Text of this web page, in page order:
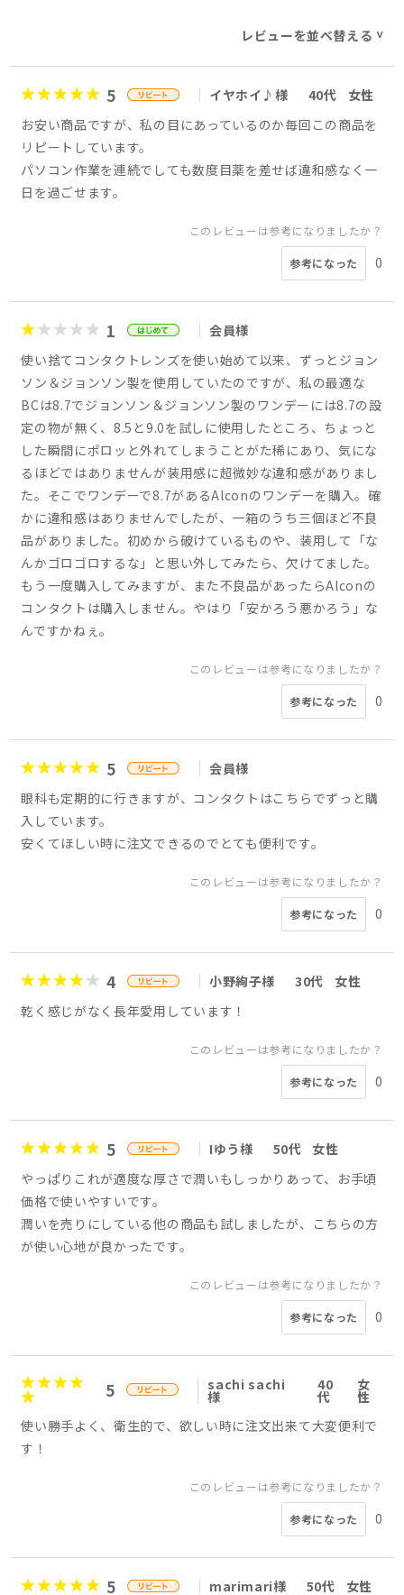
レビューを並べ替える >
5 イヤホイ♪様 40代
女性
お安い商品ですが、私の目にあっているのか毎回この商品を
リピートしています。
パソコン作業を連続でしても数度目薬を差せば違和感なく一
日を過ごせます。
このレビューは参考になりましたか？
参考になった 0
1
会員様
使い捨てコンタクトレンズを使い始めて以来、ずっとジョン
ソン＆ジョンソン製を使用していたのですが、私の最適な
BCは8.7でジョンソン＆ジョンソン製のワンデーには8.7の設
定の物が無く、8.5と9.0を試しに使用したところ、ちょっと
した瞬間にポロッと外れてしまうことがた稀にあり、気にな
るほどではありませんが装用感に超微妙な違和感がありまし
た。そこでワンデーで8.7があるAlconのワンデーを購入。確
かに違和感はありませんでしたが、一箱のうち三個ほど不良
品がありました。初めから破けているものや、装用して「な
んかゴロゴロするな」と思い外してみたら、欠けてました。
もう一度購入してみますが、また不良品があったらAlconの
コンタクトは購入しません。やはり「安かろう悪かろう」な
んですかねぇ。
このレビューは参考になりましたか？
参考になった 0
5
会員様
眼科も定期的に行きますが、コンタクトはこちらでずっと購
入しています。
安くてほしい時に注文できるのでとても便利です。
このレビューは参考になりましたか？
参考になった 0
4 小野絢子様 30代
女性
乾く感じがなく長年愛用しています！
このレビューは参考になりましたか？
参考になった 0
5 Iゆう様 50代
女性
やっぱりこれが適度な厚さで潤いもしっかりあって、お手頃
価格で使いやすいです。
潤いを売りにしている他の商品も試しましたが、こちらの方
が使い心地が良かったです。
このレビューは参考になりましたか？
参考になった 0
5 sachi sachi
様
40
代
女
性
使い勝手よく、衛生的で、欲しい時に注文出来て大変便利で
す！
このレビューは参考になりましたか？
参考になった 0
5 marimari様 50代 女性